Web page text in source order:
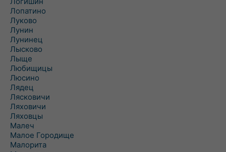
Лопатино
Луково
Лунин
Лунинец
Лысково
Лыще
Любищицы
Люсино
Лядец
Лясковичи
Ляховичи
Ляховцы
Малеч
Малое Городище
Малорита